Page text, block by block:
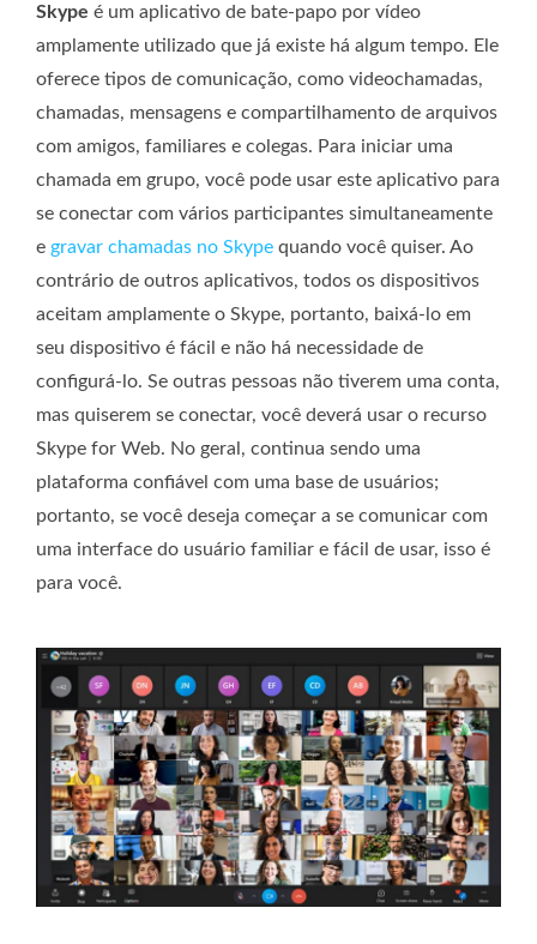
Skype é um aplicativo de bate-papo por vídeo
amplamente utilizado que já existe há algum tempo. Ele
oferece tipos de comunicação, como videochamadas,
chamadas, mensagens e compartilhamento de arquivos
com amigos, familiares e colegas. Para iniciar uma
chamada em grupo, você pode usar este aplicativo para
se conectar com vários participantes simultaneamente
e gravar chamadas no Skype quando você quiser. Ao
contrário de outros aplicativos, todos os dispositivos
aceitam amplamente o Skype, portanto, baixá-lo em
seu dispositivo é fácil e não há necessidade de
configurá-lo. Se outras pessoas não tiverem uma conta,
mas quiserem se conectar, você deverá usar o recurso
Skype for Web. No geral, continua sendo uma
plataforma confiável com uma base de usuários;
portanto, se você deseja começar a se comunicar com
uma interface do usuário familiar e fácil de usar, isso é
para você.